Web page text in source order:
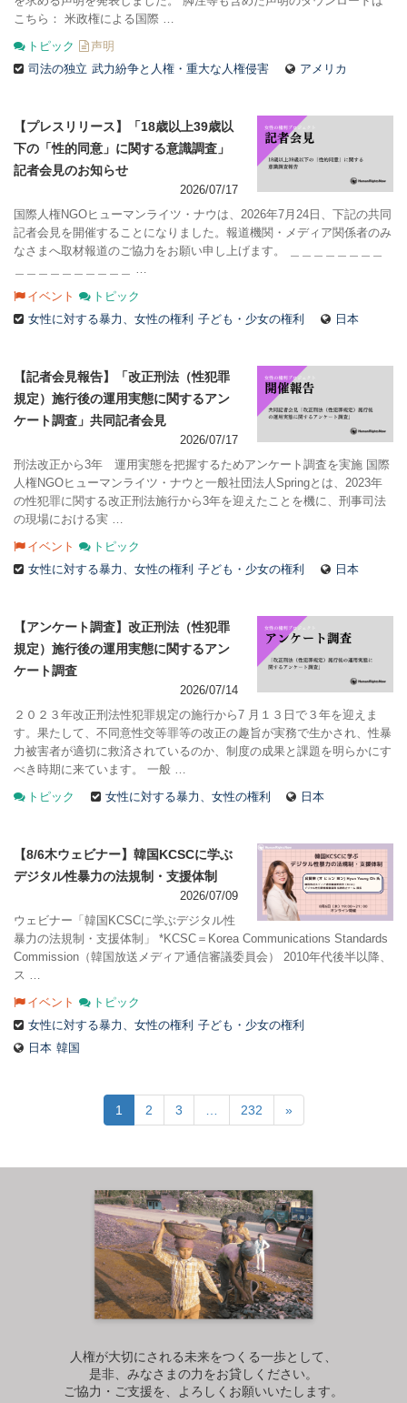
こちら： 米政権による国際 …
トピック
声明
司法の独立 武力紛争と人権・重大な人権侵害 アメリカ
【プレスリリース】「18歳以上39歳以
下の「性的同意」に関する意識調査」
記者会見のお知らせ
2026/07/17
国際人権NGOヒューマンライツ・ナウは、2026年7月24日、下記の共同
記者会見を開催することになりました。報道機関・メディア関係者のみ
なさまへ取材報道のご協力をお願い申し上げます。 ＿＿＿＿＿＿＿＿
＿＿＿＿＿＿＿＿＿＿ …
イベント
トピック
女性に対する暴力、女性の権利 子ども・少女の権利 日本
【記者会見報告】「改正刑法（性犯罪
規定）施行後の運用実態に関するアン
ケート調査」共同記者会見
2026/07/17
刑法改正から3年 運用実態を把握するためアンケート調査を実施 国際
人権NGOヒューマンライツ・ナウと一般社団法人Springとは、2023年
の性犯罪に関する改正刑法施行から3年を迎えたことを機に、刑事司法
の現場における実 …
イベント
トピック
女性に対する暴力、女性の権利 子ども・少女の権利 日本
【アンケート調査】改正刑法（性犯罪
規定）施行後の運用実態に関するアン
ケート調査
2026/07/14
２０２３年改正刑法性犯罪規定の施行から7 月１３日で３年を迎えま
す。果たして、不同意性交等罪等の改正の趣旨が実務で生かされ、性暴
力被害者が適切に救済されているのか、制度の成果と課題を明らかにす
べき時期に来ています。 一般 …
トピック 女性に対する暴力、女性の権利 日本
【8/6木ウェビナー】韓国KCSCに学ぶ
デジタル性暴力の法規制・支援体制
2026/07/09
ウェビナー「韓国KCSCに学ぶデジタル性
暴力の法規制・支援体制」 *KCSC＝Korea Communications Standards
Commission（韓国放送メディア通信審議委員会） 2010年代後半以降、
ス …
イベント
トピック
女性に対する暴力、女性の権利 子ども・少女の権利
日本 韓国
1 2 3 232 »
人権が大切にされる未来をつくる一歩として、
是非、みなさまの力をお貸しください。
ご協力・ご支援を、よろしくお願いいたします。